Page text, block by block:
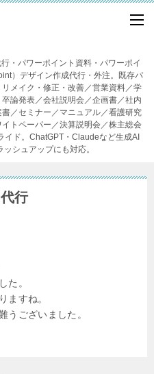
・パワーポイント資料・パワーポイ
）デザイン作成代行・外注。既存パ
メイク・修正・改善／営業資料／学
論発表／会社説明会／企画書／社内
／セミナー／マニュアル／看護研究
トペーパー／決算説明会／株主総会
イド。ChatGPT・Claudeなど生成AI
シュアップにも対応。
行
た。
ますね。
うございました。